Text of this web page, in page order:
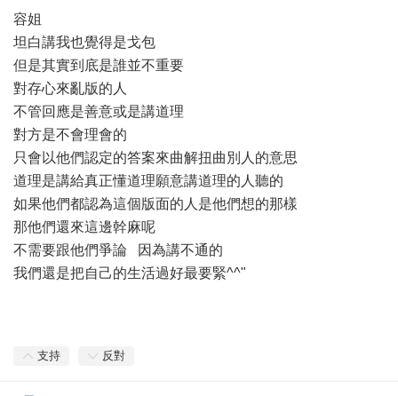
容姐
坦白講我也覺得是戈包
但是其實到底是誰並不重要
對存心來亂版的人
不管回應是善意或是講道理
對方是不會理會的
只會以他們認定的答案來曲解扭曲別人的意思
道理是講給真正懂道理願意講道理的人聽的
如果他們都認為這個版面的人是他們想的那樣
那他們還來這邊幹麻呢
不需要跟他們爭論 因為講不通的
我們還是把自己的生活過好最要緊^^"
支持 反對